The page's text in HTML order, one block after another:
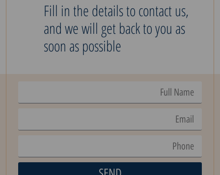
Fill in the details to contact us,
and we will get back to you as
soon as possible